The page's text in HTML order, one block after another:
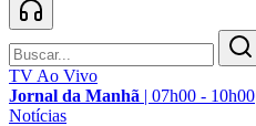
TV Ao Vivo
Jornal da Manhã | 07h00 - 10h00
Notícias